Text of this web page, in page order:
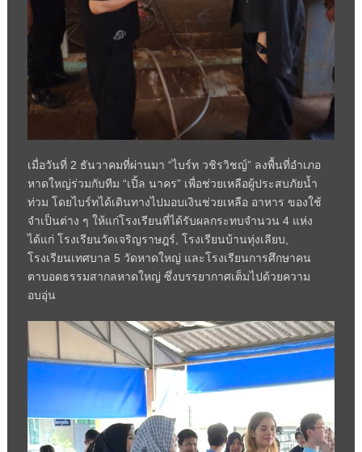
เมื่อวันที่ 2 ธันวาคมที่ผ่านมา “ไบร์ท วชิรวิชญ์” ลงพื้นที่อำเภอ
หาดใหญ่ร่วมกับทีม “เปิ้ล นาคร” เพื่อช่วยเหลือผู้ประสบภัยน้ำ
ท่วม โดยไบร์ทได้เดินทางไปมอบเงินช่วยเหลือ อาหาร ของใช้
จำเป็นต่าง ๆ ให้แก่โรงเรียนที่ได้รับผลกระทบจำนวน 4 แห่ง
ได้แก่ โรงเรียนวัดเจริญราษฎร์, โรงเรียนบ้านทุ่งเลียบ,
โรงเรียนเทศบาล 5 วัดหาดใหญ่ และโรงเรียนการศึกษาคน
ตาบอดธรรมสากลหาดใหญ่ ซึ่งบรรยากาศเต็มไปด้วยความ
อบอุ่น